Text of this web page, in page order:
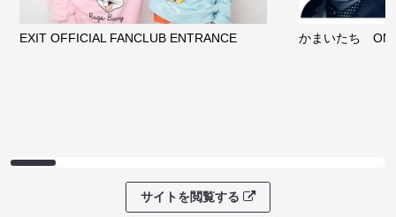
EXIT OFFICIAL FANCLUB ENTRANCE かまいたち
サイトを閲覧する